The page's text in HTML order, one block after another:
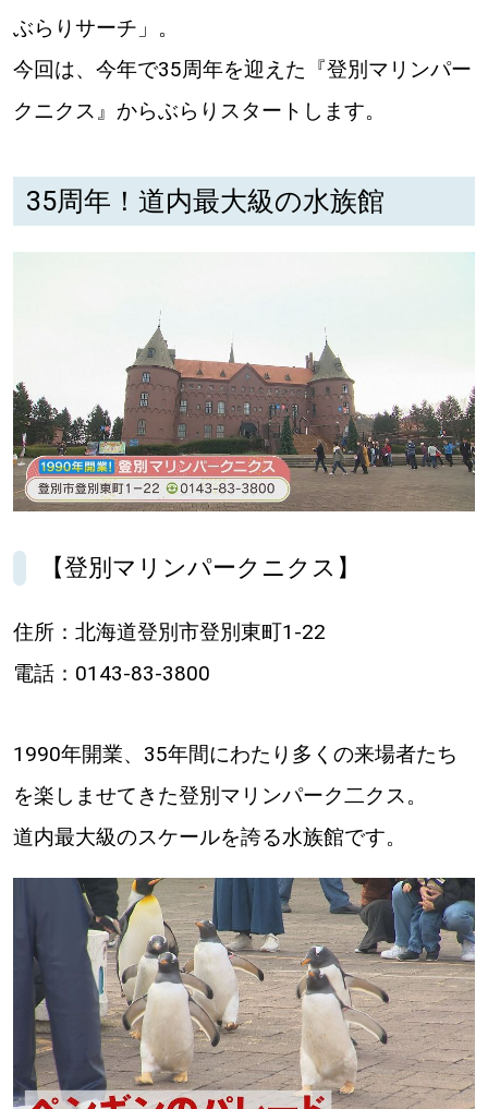
北海道で暮らす、あなたとつくる、
パートナーメディア Sitakkeパートナー
運営会社 広告掲載
情報提供・お問い合わせ 利用規約
プライバシーポリシー
KEYWORD キーワード
Sitakke編集部あい
【いろんな価値観や生き方に触れたい】
Sitakke編集部 IKU
【暮らしの知恵を身につけたい】
【札幌のお気に入りを見つけたい】
【道央のお気に入りを見つけたい】
【道北のお気に入りを見つけたい】
【道東のお気に入りを見つけたい】
ぶらりサーチ」。
今回は、今年で35周年を迎えた『登別マリンパー
クニクス』からぶらりスタートします。
35周年！道内最大級の水族館
【登別マリンパークニクス】
住所：北海道登別市登別東町1-22
電話：0143-83-3800
1990年開業、35年間にわたり多くの来場者たち
を楽しませてきた登別マリンパーク二クス。
道内最大級のスケールを誇る水族館です。